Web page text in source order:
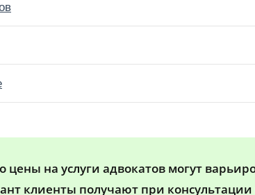
на услуги адвокатов могут
клиенты получают при